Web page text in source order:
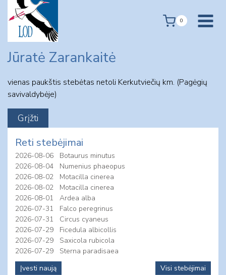
content
0
Jūratė Zarankaitė
vienas paukštis stebėtas netoli Kerkutviečių km. (Pagėgių
savivaldybėje)
Reti stebėjimai
2026-08-06
Botaurus minutus
2026-08-04
Numenius phaeopus
2026-08-02
Motacilla cinerea
2026-08-02
Motacilla cinerea
2026-08-01
Ardea alba
2026-07-31
Falco peregrinus
2026-07-31
Circus cyaneus
2026-07-29
Ficedula albicollis
2026-07-29
Saxicola rubicola
2026-07-29
Sterna paradisaea
Įvesti naują
Visi stebėjimai